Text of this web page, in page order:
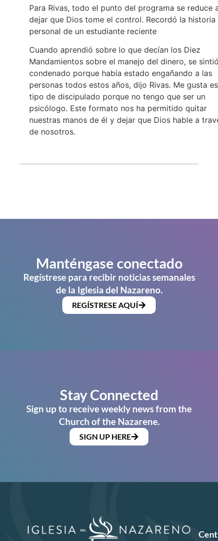
Para Rivas, todo el punto del programa se reduce
dejar que Dios tome el control. Recordó la historia
personal de un estudiante reciente
Cuando aprendió sobre lo que decían los Diez
Mandamientos sobre el manejo del dinero, se
condenado porque había estado engañando a las
personas todos estos años, dijo Rivas. Me gusta
tipo de discipulado porque no tengo que ser un
psicólogo. Este formato nos ha permitido quitar
nuestras manos de él y dejar que Dios hable a
de nosotros.
Manténgase conectado
Regístrese para recibir noticias semanales
de la Iglesia del Nazareno.
REGÍSTRESE AQUÍ
Stay Connected
Sign up to receive weekly news from the
Church of the Nazarene.
SIGN UP HERE